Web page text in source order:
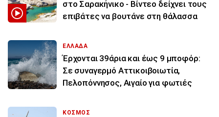
στο Σαρακήνικο - Βίντεο δείχνει τους
επιβάτες να βουτάνε στη θάλασσα
ΕΛΛΑΔΑ
Έρχονται 39άρια και έως 9 μποφόρ:
Σε συναγερμό Αττικοιβοιωτία,
Πελοπόννησος, Αιγαίο για φωτιές
ΚΟΣΜΟΣ